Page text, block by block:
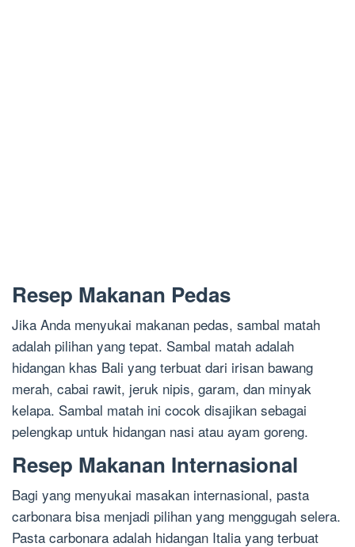
Resep Makanan Pedas
Jika Anda menyukai makanan pedas, sambal matah
adalah pilihan yang tepat. Sambal matah adalah
hidangan khas Bali yang terbuat dari irisan bawang
merah, cabai rawit, jeruk nipis, garam, dan minyak
kelapa. Sambal matah ini cocok disajikan sebagai
pelengkap untuk hidangan nasi atau ayam goreng.
Resep Makanan Internasional
Bagi yang menyukai masakan internasional, pasta
carbonara bisa menjadi pilihan yang menggugah selera.
Pasta carbonara adalah hidangan Italia yang terbuat